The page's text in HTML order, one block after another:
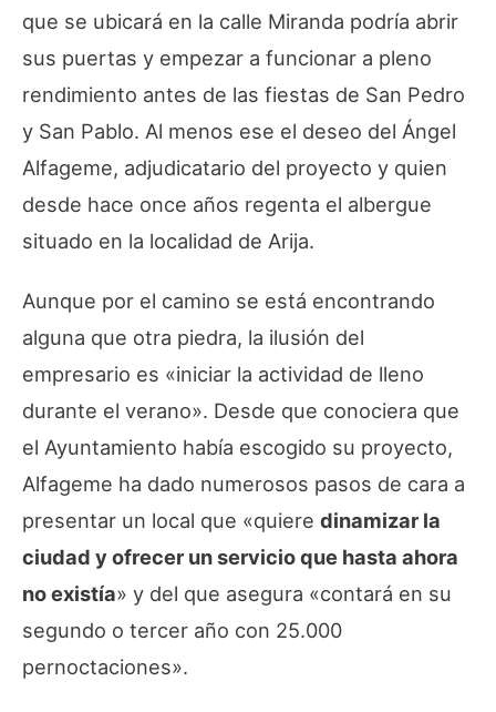
que se ubicará en la calle Miranda podría abrir
sus puertas y empezar a funcionar a pleno
rendimiento antes de las fiestas de San Pedro
y San Pablo. Al menos ese el deseo del Ángel
Alfageme, adjudicatario del proyecto y quien
desde hace once años regenta el albergue
situado en la localidad de Arija.
Aunque por el camino se está encontrando
alguna que otra piedra, la ilusión del
empresario es «iniciar la actividad de lleno
durante el verano». Desde que conociera que
el Ayuntamiento había escogido su proyecto,
Alfageme ha dado numerosos pasos de cara a
presentar un local que «quiere dinamizar la
ciudad y ofrecer un servicio que hasta ahora
no existía» y del que asegura «contará en su
segundo o tercer año con 25.000
pernoctaciones».